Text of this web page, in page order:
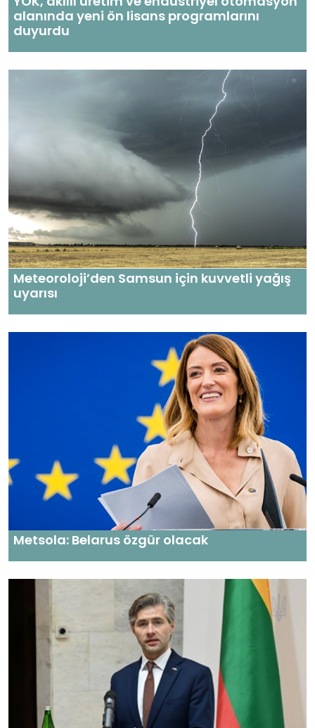
alanında yeni ön lisans programlarını
duyurdu
Meteoroloji’den Samsun için kuvvetli yağış
uyarısı
Metsola: Belarus özgür olacak